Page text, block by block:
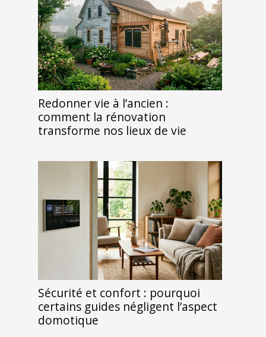
Redonner vie à l’ancien :
comment la rénovation
transforme nos lieux de vie
Sécurité et confort : pourquoi
certains guides négligent l’aspect
domotique